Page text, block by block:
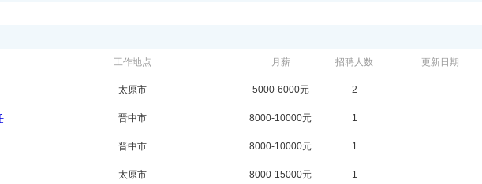
工作地点 月薪 招聘人数 更新日期
太原市 5000-6000元 2
晋中市 8000-10000元 1
晋中市 8000-10000元 1
太原市 8000-15000元 1